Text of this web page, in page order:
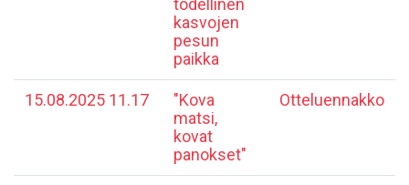
todellinen
kasvojen
pesun
paikka
15.08.2025 11.17
"Kova
matsi,
kovat
panokset"
Otteluennakko